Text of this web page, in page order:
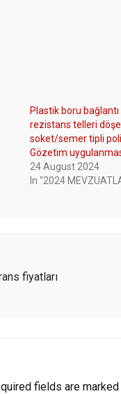
Plastik boru
rezistans telleri
soket/semer tipli
Gözetim
24 August 2024
In "2024
fiyatları
fields are marked